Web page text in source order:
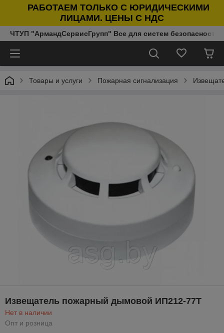
РАБОТАЕМ ТОЛЬКО С ЮРИДИЧЕСКИМИ
ЛИЦАМИ. ЦЕНЫ С НДС
ЧТУП "АрмандСервисГрупп" Все для систем безопасности
Товары и услуги Пожарная сигнализация
Извещатель пожарный дымовой ИП212-77Т
Нет в наличии
Опт и розница